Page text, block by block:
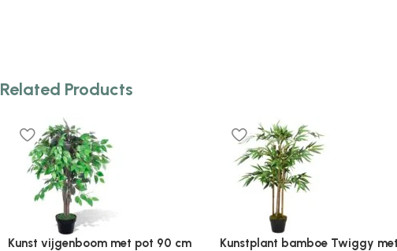
Related Products
Plantenonline 2-delige
Plantenonline 3-delige